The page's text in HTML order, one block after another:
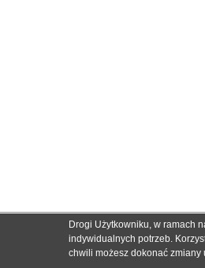
Drogi Użytkowniku, w ramach
indywidualnych potrzeb.
chwili możesz dokonać